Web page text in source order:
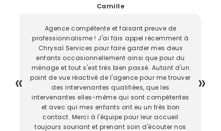
Camille
Agence compétente et faisant preuve de
professionnalisme ! J'ai fais appel récemment à
Chrysal Services pour faire garder mes deux
enfants occasionnellement ainsi que pour du
ménage et tout s'est très bien passé. Autant d'un
point de vue réactivé de l'agence pour me trouver
des intervenantes qualifiées, que les
intervenantes elles-même qui sont compétentes
et avec qui mes enfants ont eu un très bon
contact. Merci à l'équipe pour leur accueil
toujours souriant et prenant soin d'écouter nos